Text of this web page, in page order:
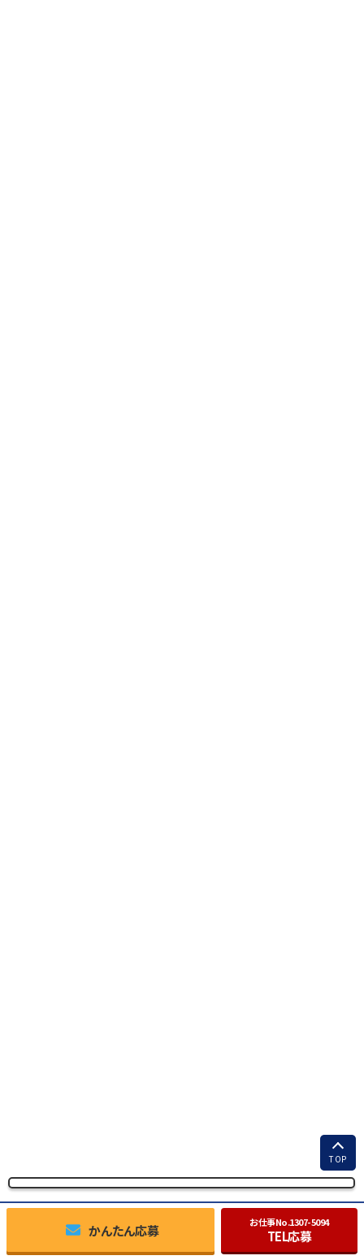
お仕事No.1307-5094
TEL応募
かんたん応募
TOP